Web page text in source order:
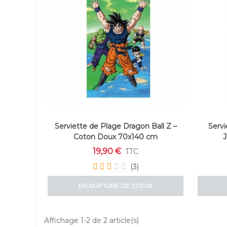
Serviette de Plage Dragon Ball Z –
Coton Doux 70x140 cm
19,90 € TTC
(3)
EN RUPTURE DE STOCK
Affichage 1-2 de 2 article(s)